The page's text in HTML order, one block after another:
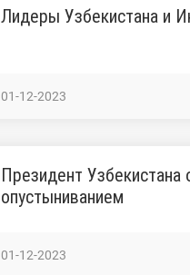
Лидеры Узбекистана и
01-12-2023
Президент
опустыниванием
01-12-2023